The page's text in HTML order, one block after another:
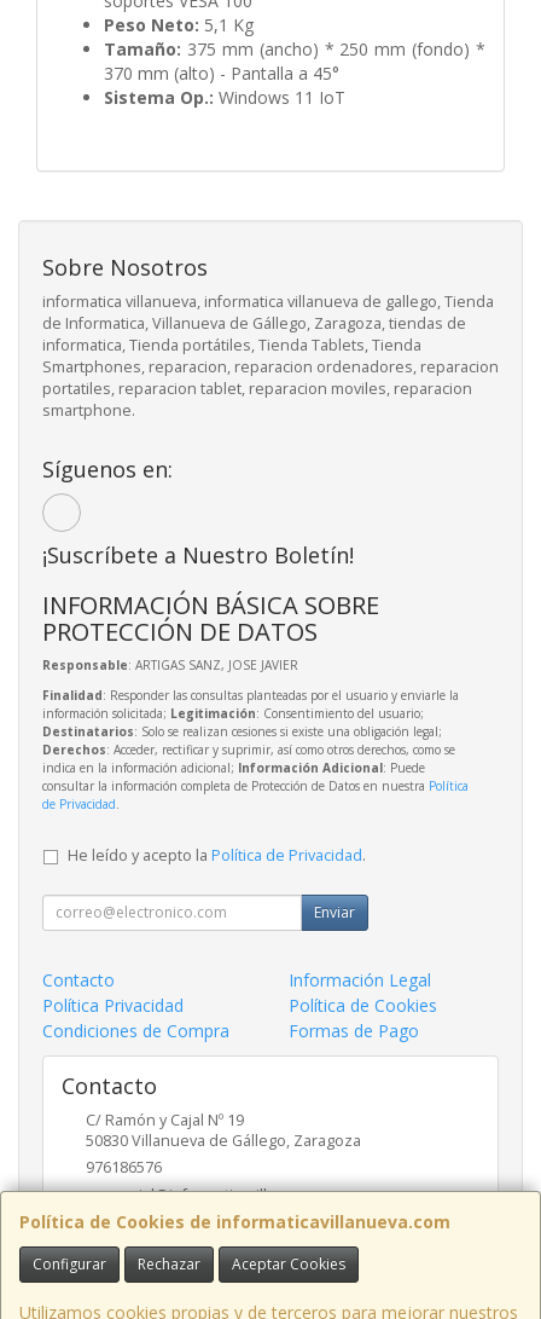
Peso Neto: 5,1 Kg
Tamaño: 375 mm (ancho) * 250 mm (fondo) *
370 mm (alto) - Pantalla a 45°
Sistema Op.: Windows 11 IoT
Política de Cookies de informaticavillanueva.com
Configurar Rechazar Aceptar Cookies
Utilizamos cookies propias y de terceros para mejorar nuestros
Sobre Nosotros
informatica villanueva, informatica villanueva de gallego, Tienda
de Informatica, Villanueva de Gállego, Zaragoza, tiendas de
informatica, Tienda portátiles, Tienda Tablets, Tienda
Smartphones, reparacion, reparacion ordenadores, reparacion
portatiles, reparacion tablet, reparacion moviles, reparacion
smartphone.
Síguenos en:
¡Suscríbete a Nuestro Boletín!
INFORMACIÓN BÁSICA SOBRE
PROTECCIÓN DE DATOS
Responsable: ARTIGAS SANZ, JOSE JAVIER
Finalidad: Responder las consultas planteadas por el usuario y enviarle la
información solicitada; Legitimación: Consentimiento del usuario;
Destinatarios: Solo se realizan cesiones si existe una obligación legal;
Derechos: Acceder, rectificar y suprimir, así como otros derechos, como se
indica en la información adicional; Información Adicional: Puede
consultar la información completa de Protección de Datos en nuestra Política
de Privacidad
He leído y acepto la Política de Privacidad.
Enviar
Contacto
Información Legal
Política Privacidad
Política de Cookies
Condiciones de Compra
Formas de Pago
Contacto
C/ Ramón y Cajal Nº 19
50830Villanueva de Gállego, Zaragoza
976186576
comercial@informaticavillanueva.com
Horario
De Lunes a Viernes. 10-13:30 16:30-19:30 H.